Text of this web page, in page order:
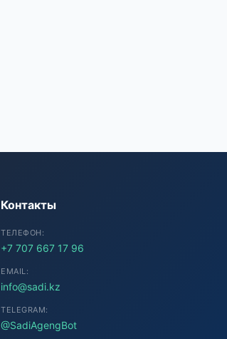
Контакты
ТЕЛЕФОН:
+7 707 667 17 96
EMAIL:
info@sadi.kz
TELEGRAM:
@SadiAgengBot